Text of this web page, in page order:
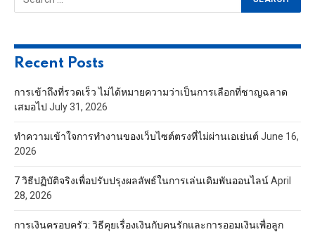
Recent Posts
การเข้าถึงที่รวดเร็ว ไม่ได้หมายความว่าเป็นการเลือกที่ชาญฉลาด
เสมอไป July 31, 2026
ทำความเข้าใจการทำงานของเว็บไซต์ตรงที่ไม่ผ่านเอเย่นต์ June 16,
2026
7 วิธีปฏิบัติจริงเพื่อปรับปรุงผลลัพธ์ในการเล่นเดิมพันออนไลน์April
28, 2026
การเงินครอบครัว: วิธีคุยเรื่องเงินกับคนรักและการออมเงินเพื่อลูก